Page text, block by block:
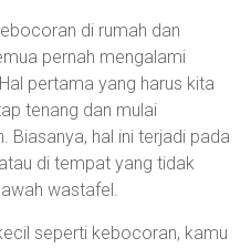
di rumah dan
pernah mengalami
pertama yang harus kita
tenang dan mulai
Biasanya, hal ini terjadi pada
di tempat yang tidak
wastafel.
seperti kebocoran, kamu